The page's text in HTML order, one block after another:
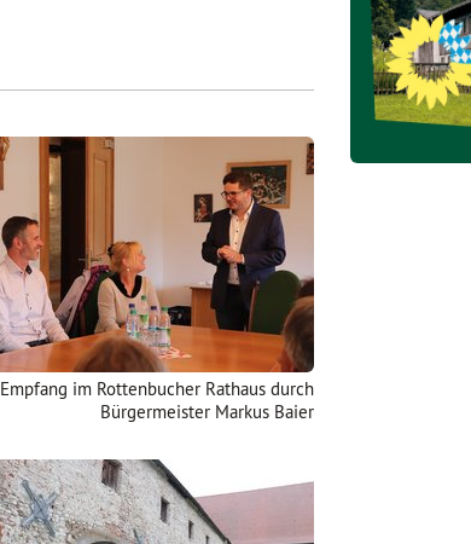
Empfang im Rottenbucher Rathaus durch
Bürgermeister Markus Baier